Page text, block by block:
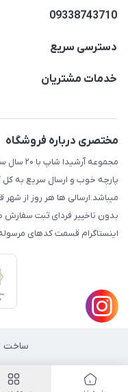
09338743710
دسترسی سریع
حساب کاربری
لیست محصولات
درباره ما
تماس با ما
خدمات مشتریان
مختصری درباره فروشگاه
مجموعه
پارچه خوب و ارسال سریع به
میباشد.ارسالی ها هر روز از
بدون تاخییر فردای ثبت
اینستاگرام قسمت کدهای
ساخت